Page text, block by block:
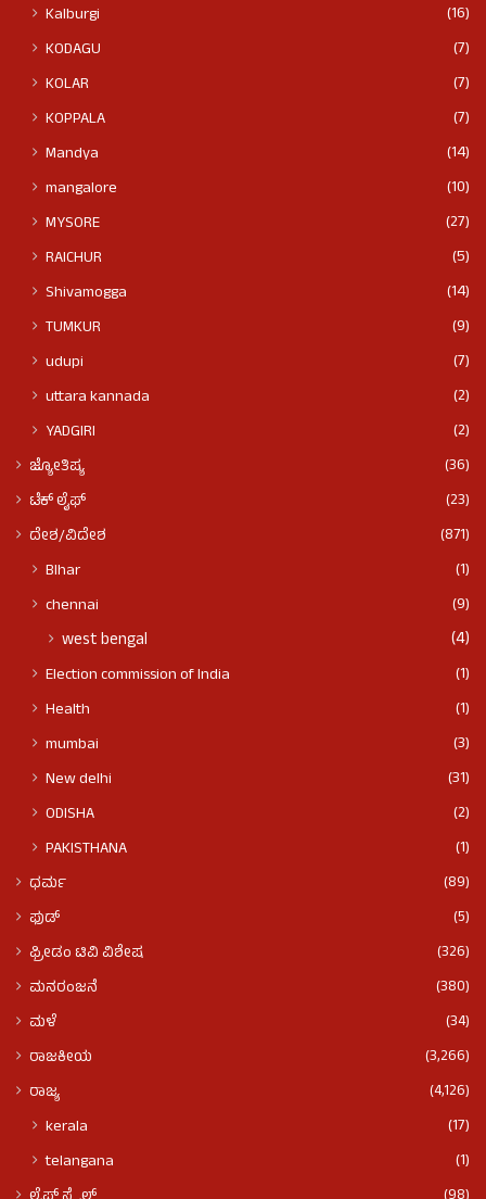
Kalburgi
(16)
KODAGU
(7)
KOLAR
(7)
KOPPALA
(7)
Mandya
(14)
mangalore
(10)
MYSORE
(27)
RAICHUR
(5)
Shivamogga
(14)
TUMKUR
(9)
udupi
(7)
uttara kannada
(2)
YADGIRI
(2)
ಜ್ಯೋತಿಷ್ಯ
(36)
ಟೆಕ್ ಲೈಫ್
(23)
ದೇಶ/ವಿದೇಶ
(871)
BIhar
(1)
chennai
(9)
west bengal (4)
Election commission of India
(1)
Health
(1)
mumbai
(3)
New delhi
(31)
ODISHA
(2)
PAKISTHANA
(1)
ಧರ್ಮ
(89)
ಫುಡ್​​
(5)
ಫ್ರೀಡಂ ಟಿವಿ ವಿಶೇಷ
(326)
ಮನರಂಜನೆ
(380)
ಮಳೆ
(34)
ರಾಜಕೀಯ
(3,266)
ರಾಜ್ಯ
(4,126)
kerala
(17)
telangana
(1)